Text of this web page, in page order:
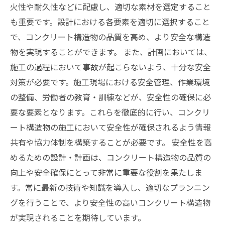
火性や耐久性などに配慮し、適切な素材を選定すること
も重要です。設計における各要素を適切に選択すること
で、コンクリート構造物の品質を高め、より安全な構造
物を実現することができます。 また、計画においては、
施工の過程において事故が起こらないよう、十分な安全
対策が必要です。施工現場における安全管理、作業環境
の整備、労働者の教育・訓練などが、安全性の確保に必
要な要素となります。これらを徹底的に行い、コンクリ
ート構造物の施工において安全性が確保されるよう情報
共有や協力体制を構築することが必要です。 安全性を高
めるための設計・計画は、コンクリート構造物の品質の
向上や安全確保にとって非常に重要な役割を果たしま
す。常に最新の技術や知識を導入し、適切なプランニン
グを行うことで、より安全性の高いコンクリート構造物
が実現されることを期待しています。